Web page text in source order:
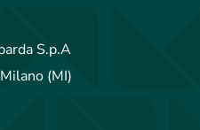
S.p.A
(MI)